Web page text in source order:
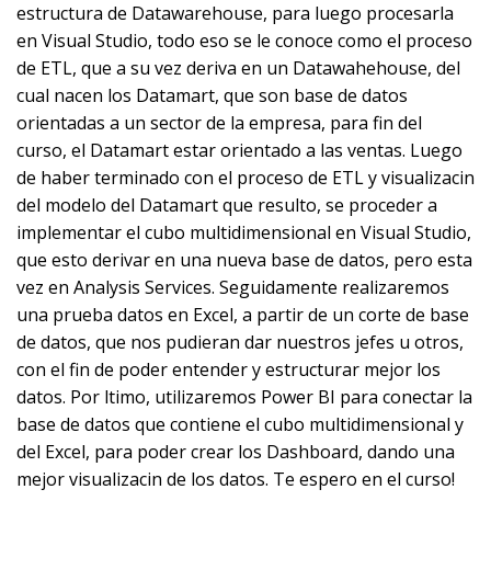
estructura de Datawarehouse, para luego procesarla
en Visual Studio, todo eso se le conoce como el proceso
de ETL, que a su vez deriva en un Datawahehouse, del
cual nacen los Datamart, que son base de datos
orientadas a un sector de la empresa, para fin del
curso, el Datamart estar orientado a las ventas. Luego
de haber terminado con el proceso de ETL y visualizacin
del modelo del Datamart que resulto, se proceder a
implementar el cubo multidimensional en Visual Studio,
que esto derivar en una nueva base de datos, pero esta
vez en Analysis Services. Seguidamente realizaremos
una prueba datos en Excel, a partir de un corte de base
de datos, que nos pudieran dar nuestros jefes u otros,
con el fin de poder entender y estructurar mejor los
datos. Por ltimo, utilizaremos Power BI para conectar la
base de datos que contiene el cubo multidimensional y
del Excel, para poder crear los Dashboard, dando una
mejor visualizacin de los datos. Te espero en el curso!